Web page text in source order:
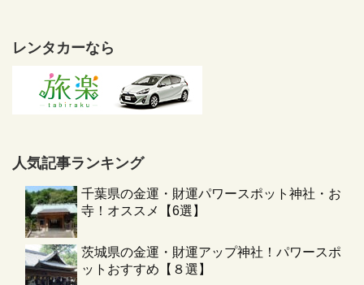
レンタカーなら
人気記事ランキング
千葉県の金運・財運パワースポット神社・お
寺！オススメ【6選】
茨城県の金運・財運アップ神社！パワースポ
ットおすすめ【８選】